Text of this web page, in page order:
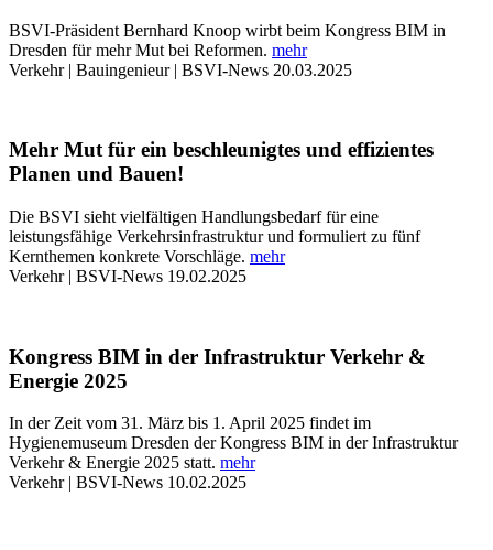
BSVI-Präsident Bernhard Knoop wirbt beim Kongress BIM in
Dresden für mehr Mut bei Reformen. mehr
Verkehr | Bauingenieur | BSVI-News 20.03.2025
Mehr Mut für ein beschleunigtes und effizientes
Planen und Bauen!
Die BSVI sieht vielfältigen Handlungsbedarf für eine
leistungsfähige Verkehrsinfrastruktur und formuliert zu fünf
Kernthemen konkrete Vorschläge. mehr
Verkehr | BSVI-News 19.02.2025
Kongress BIM in der Infrastruktur Verkehr &
Energie 2025
In der Zeit vom 31. März bis 1. April 2025 findet im
Hygienemuseum Dresden der Kongress BIM in der Infrastruktur
Verkehr & Energie 2025 statt. mehr
Verkehr | BSVI-News 10.02.2025